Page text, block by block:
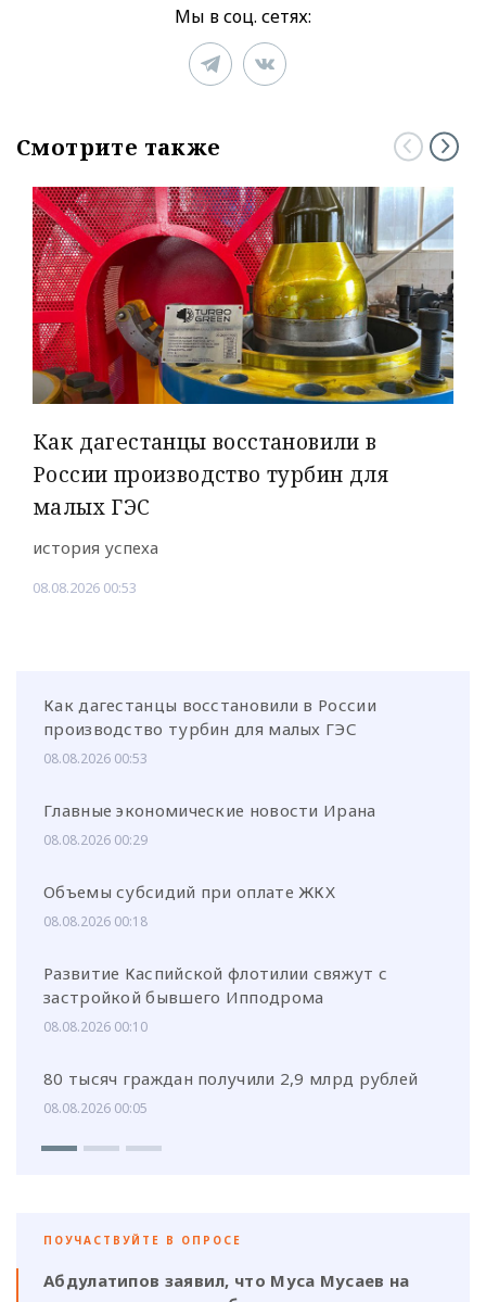
Мы в соц. сетях:
Смотрите также
Как дагестанцы восстановили в
России производство турбин для
малых ГЭС
история успеха
08.08.2026 00:53
Как дагестанцы восстановили в России
производство турбин для малых ГЭС
08.08.2026 00:53
Главные экономические новости Ирана
08.08.2026 00:29
Объемы субсидий при оплате ЖКХ
08.08.2026 00:18
Развитие Каспийской флотилии свяжут с
застройкой бывшего Ипподрома
08.08.2026 00:10
80 тысяч граждан получили 2,9 млрд рублей
08.08.2026 00:05
ПОУЧАСТВУЙТЕ В ОПРОСЕ
Абдулатипов заявил, что Муса Мусаев на